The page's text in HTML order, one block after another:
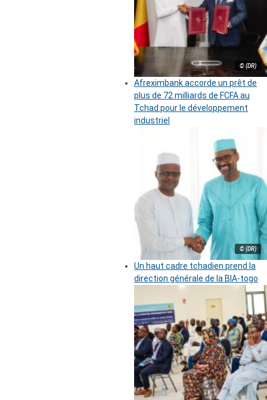
© (DR)
Afreximbank accorde un prêt de
plus de 72 milliards de FCFA au
Tchad pour le développement
industriel
© (DR)
Un haut cadre tchadien prend la
direction générale de la BIA-togo